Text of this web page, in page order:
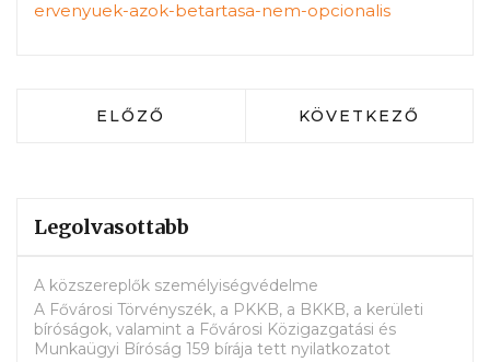
ervenyuek-azok-betartasa-nem-opcionalis
ELŐZŐ CIKK: ALAPVETÉS
ELŐZŐ KÖVETKEZŐ
KÖVETKEZŐ
Legolvasottabb
A közszereplők személyiségvédelme
A Fővárosi Törvényszék, a PKKB, a BKKB, a kerületi
bíróságok, valamint a Fővárosi Közigazgatási és
Munkaügyi Bíróság 159 bírája tett nyilatkozatot